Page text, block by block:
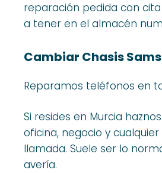
reparación pedida con
a tener en el almacén
Cambiar Chasis
Reparamos teléfonos en
Si resides en Murcia
oficina, negocio y
llamada. Suele ser lo
avería.